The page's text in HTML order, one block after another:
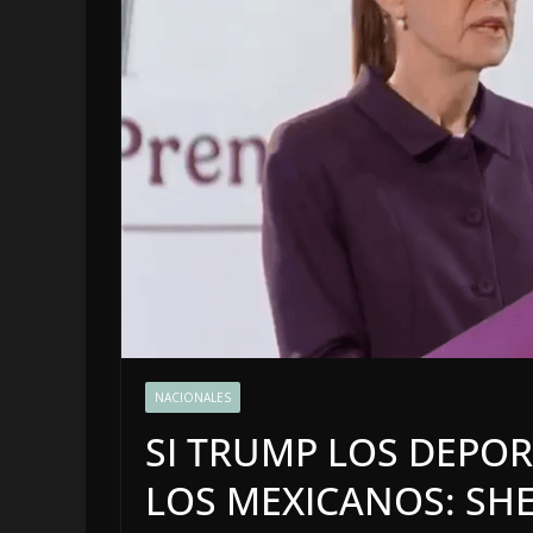
NACIONALES
SI TRUMP LOS
LOS MEXICANOS:
OPINIÓN
LA
4 agosto, 2026